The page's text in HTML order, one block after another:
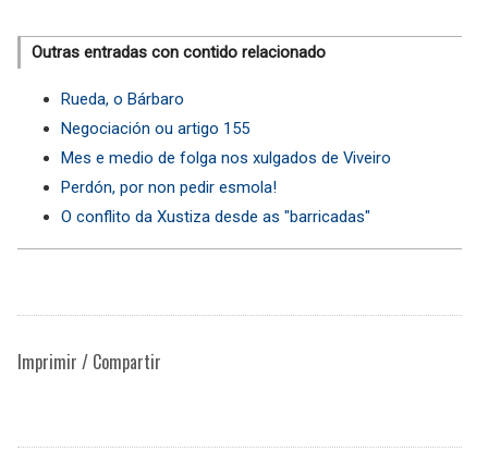
Outras entradas con contido relacionado
Rueda, o Bárbaro
Negociación ou artigo 155
Mes e medio de folga nos xulgados de Viveiro
Perdón, por non pedir esmola!
O conflito da Xustiza desde as "barricadas"
Imprimir / Compartir